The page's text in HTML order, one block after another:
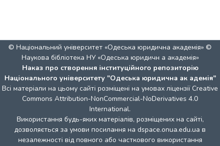
© Національний університет «Одеська юридична академія» ©
Наукова бібліотека НУ «Одеська юридичн а академія»
Наказ про створення інституційного репозиторію
Національного університету "Одеська юридична ак адемія"
Всі матеріали на цьому сайті розміщені на умовах ліцензії Creative
Commons Attribution-NonCommercial-NoDerivatives 4.0
International.
Використання будь-яких матеріалів, розміщених на сайті,
дозволяється за умови посилання на dspace.onua.edu.ua в
незалежності від повного або часткового використання